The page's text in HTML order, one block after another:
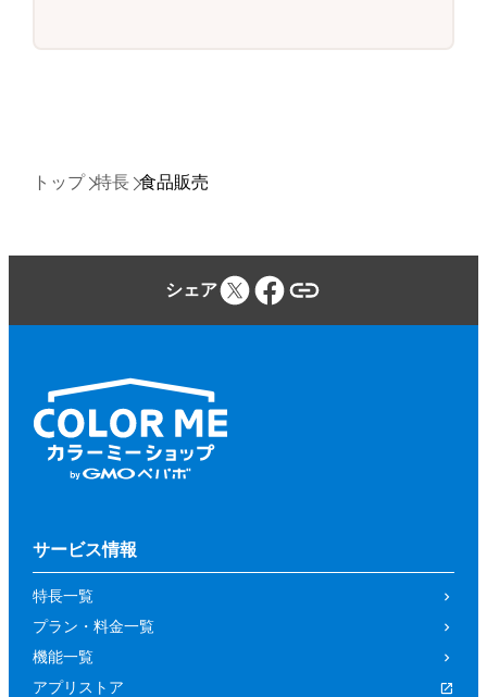
トップ 特長 食品販売
シェア
サービス情報
特長一覧
プラン・料金一覧
機能一覧
アプリストア